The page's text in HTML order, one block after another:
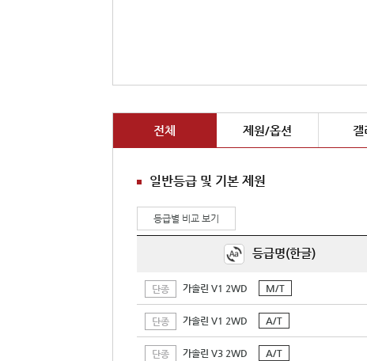
전체 제원/옵션 갤
일반등급 및 기본 제원
등급별 비교 보기
등급명(한글)
단종 가솔린 V1 2WD M/T
단종 가솔린 V1 2WD A/T
단종 가솔린 V3 2WD A/T